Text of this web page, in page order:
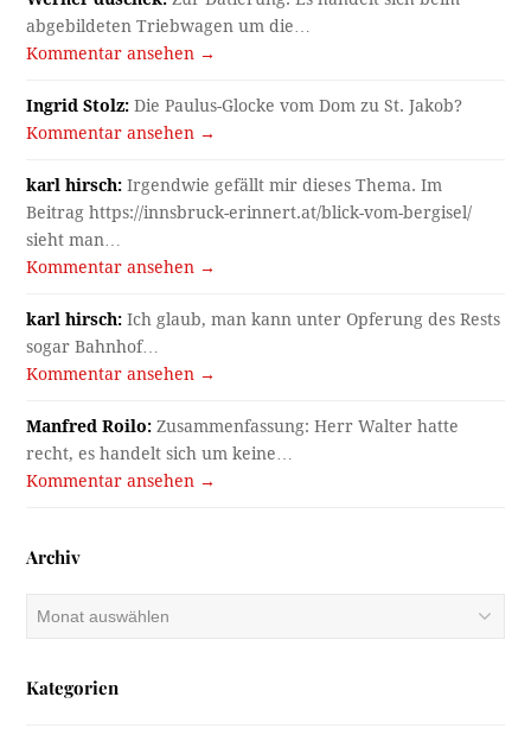
abgebildeten Triebwagen um die…
Kommentar ansehen →
Ingrid Stolz: Die Paulus-Glocke vom Dom zu St. Jakob?
Kommentar ansehen →
karl hirsch: Irgendwie gefällt mir dieses Thema. Im
Beitrag https://innsbruck-erinnert.at/blick-vom-bergisel/
sieht man…
Kommentar ansehen →
karl hirsch: Ich glaub, man kann unter Opferung des Rests
sogar Bahnhof…
Kommentar ansehen →
Manfred Roilo: Zusammenfassung: Herr Walter hatte
recht, es handelt sich um keine…
Kommentar ansehen →
Archiv
Archiv
Kategorien